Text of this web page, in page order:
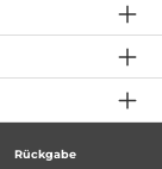
Rückgabe